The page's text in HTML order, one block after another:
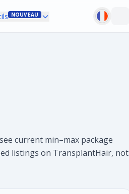
NOUVEAU
current min–max package
listings on TransplantHair, not